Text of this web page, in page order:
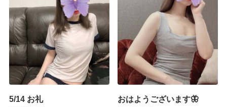
5/14 お礼 おはようございます🦋